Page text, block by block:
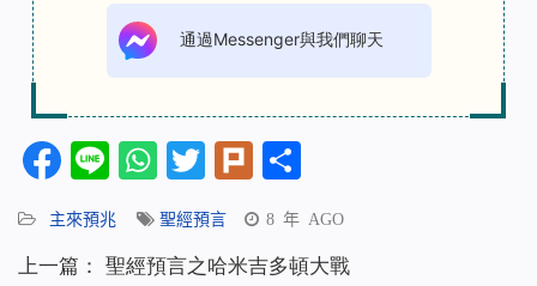
通過Messenger與我們聊天
Facebook
LineWhatsApp
Twitter
Plurk
主來預兆 聖經預言 8 年 AGO
上一篇： 聖經預言之哈米吉多頓大戰